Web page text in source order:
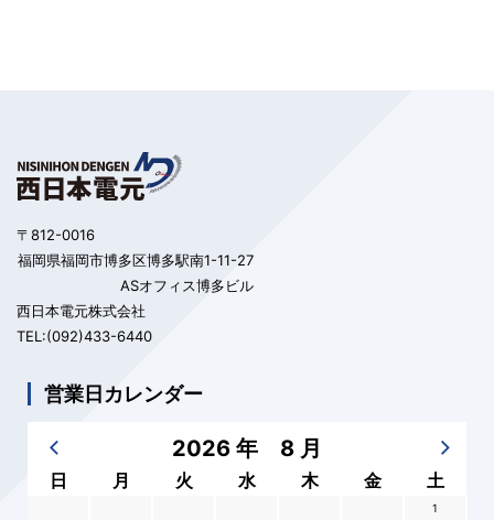
〒812-0016
福岡県福岡市博多区博多駅南1-11-27
ASオフィス博多ビル
西日本電元株式会社
TEL:(092)433-6440
営業日カレンダー
2026 年 8 月
日 月 火 水 木 金 土
1